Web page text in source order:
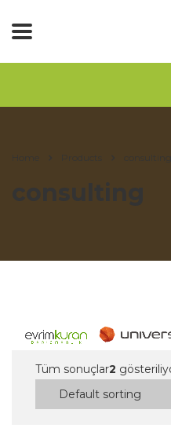
Tüm sonuçlar2
Default sorting